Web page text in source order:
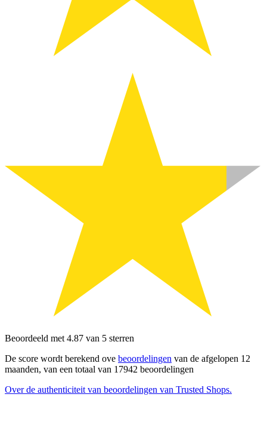
Beoordeeld met 4.87 van 5 sterren
De score wordt berekend ove beoordelingen van de afgelopen 12
maanden, van een totaal van 17942 beoordelingen
Over de authenticiteit van beoordelingen van Trusted Shops.